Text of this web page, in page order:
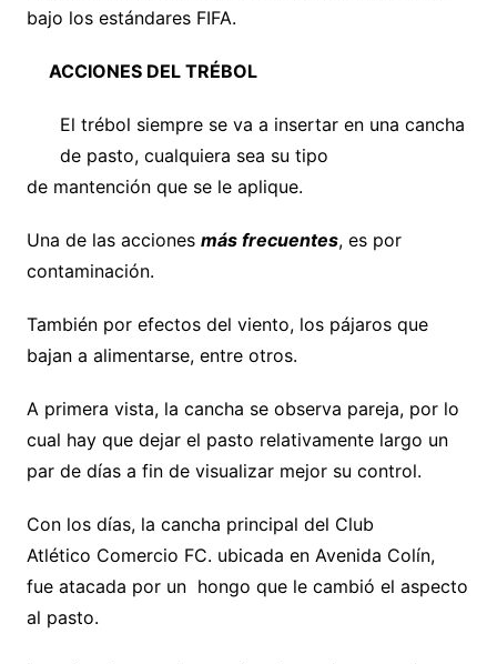
bajo los estándares FIFA.
ACCIONES DEL TRÉBOL
El trébol siempre se va a insertar en una cancha
de pasto, cualquiera sea su tipo
de mantención que se le aplique.
Una de las acciones más frecuentes, es por
contaminación.
También por efectos del viento, los pájaros que
bajan a alimentarse, entre otros.
A primera vista, la cancha se observa pareja, por lo
cual hay que dejar el pasto relativamente largo un
par de días a fin de visualizar mejor su control.
Con los días, la cancha principal del Club
Atlético Comercio FC. ubicada en Avenida Colín,
fue atacada por un hongo que le cambió el aspecto
al pasto.